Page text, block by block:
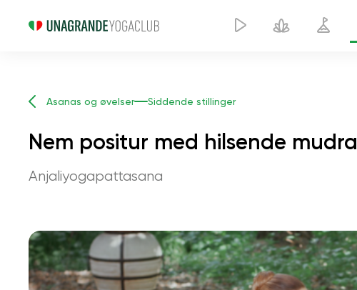
Asanas og øvelser Siddende stillinger
Nem positur med hilsende mudra
Anjaliyogapattasana